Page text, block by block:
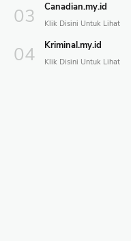
Canadian.my.id
Kriminal.my.id